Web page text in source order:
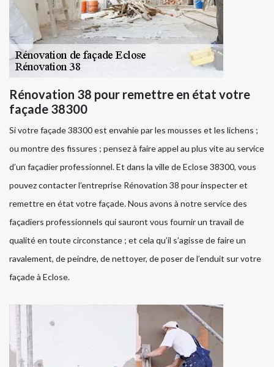
Rénovation 38 pour remettre en état votre
façade 38300
Si votre façade 38300 est envahie par les mousses et les lichens ;
ou montre des fissures ; pensez à faire appel au plus vite au service
d’un façadier professionnel. Et dans la ville de Eclose 38300, vous
pouvez contacter l’entreprise Rénovation 38 pour inspecter et
remettre en état votre façade. Nous avons à notre service des
façadiers professionnels qui sauront vous fournir un travail de
qualité en toute circonstance ; et cela qu’il s’agisse de faire un
ravalement, de peindre, de nettoyer, de poser de l’enduit sur votre
façade à Eclose.